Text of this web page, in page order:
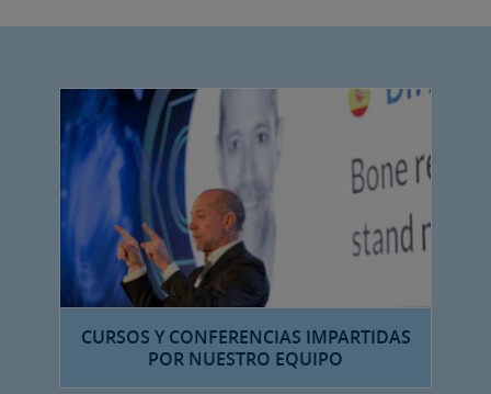
CURSOS Y CONFERENCIAS IMPARTIDAS
POR NUESTRO EQUIPO